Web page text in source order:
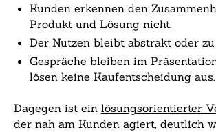
Kunden erkennen den
Produkt und Lösung nicht.
Der Nutzen bleibt abstrakt oder
Gespräche bleiben im
lösen keine Kaufentscheidung aus.
Dagegen ist ein lösungsorientierter
der nah am Kunden agiert, deutlich